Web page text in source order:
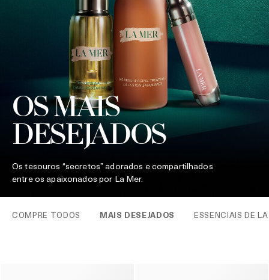
OS MAIS
DESEJADOS
Os tesouros “secretos” adorados e compartilhados
entre os apaixonados por La Mer.
COMPRE TODOS MAIS DESEJADOS ESSENCIAIS DE